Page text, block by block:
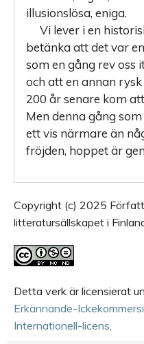
illusionslösa, eniga.
Vi lever i en
betänka att det var
som en gång rev oss
och att en annan
200 år senare kom
Men denna gång
ett vis närmare än
fröjden, hoppet är
Copyright (c) 2025
litteratursällskapet i
Detta verk är licensierat
Erkännande-
Internationell-licens